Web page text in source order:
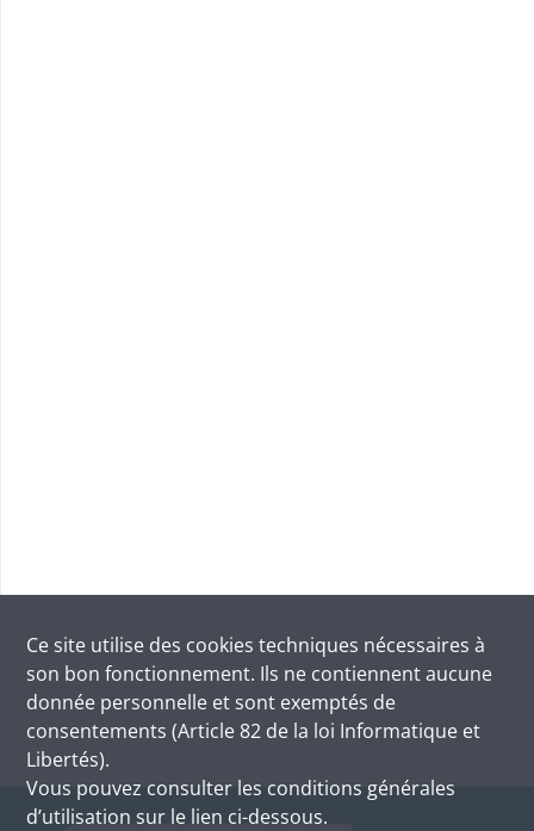
Ce site utilise des cookies techniques nécessaires à
son bon fonctionnement. Ils ne contiennent aucune
donnée personnelle et sont exemptés de
consentements (Article 82 de la loi Informatique et
Libertés).
Vous pouvez consulter les conditions générales
d’utilisation sur le lien ci-dessous.